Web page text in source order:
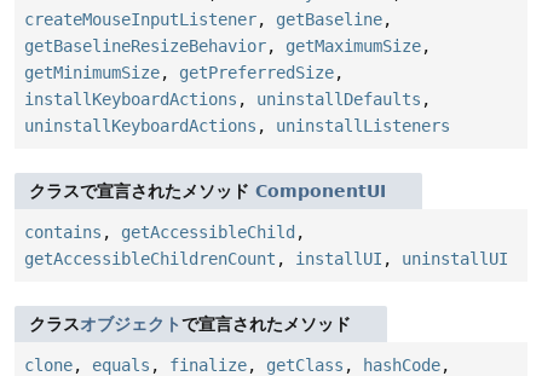
createMouseInputListener, getBaseline,
getBaselineResizeBehavior, getMaximumSize,
getMinimumSize, getPreferredSize,
installKeyboardActions , uninstallDefaults ,
uninstallKeyboardActions , uninstallListeners
クラスで宣言されたメソッド ComponentUI
contains , getAccessibleChild ,
getAccessibleChildrenCount , installUI , uninstallUI
クラスオブジェクトで宣言されたメソッド
clone, equals , finalize, getClass , hashCode,